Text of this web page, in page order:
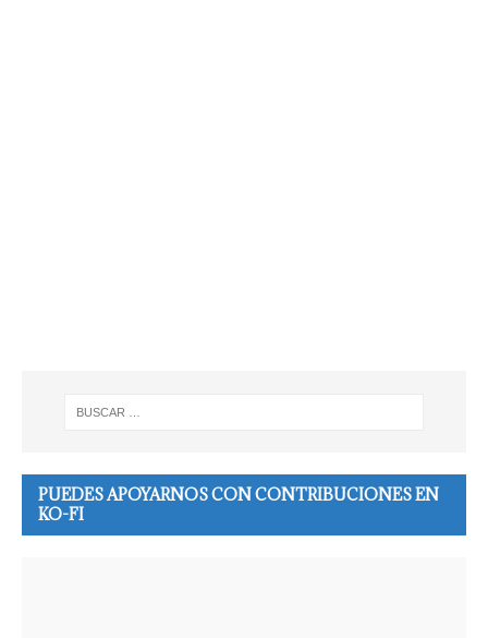
PUEDES APOYARNOS CON CONTRIBUCIONES EN
KO-FI